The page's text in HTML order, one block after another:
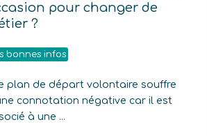
pour changer de
?
bonnes infos
plan de départ volontaire souffre
connotation négative car il est
à une ...